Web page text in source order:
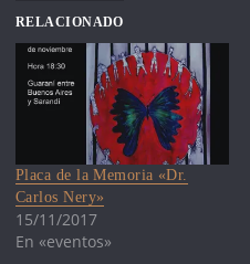
RELACIONADO
Placa de la Memoria «Dr.
Carlos Nery»
15/11/2017
En «eventos»